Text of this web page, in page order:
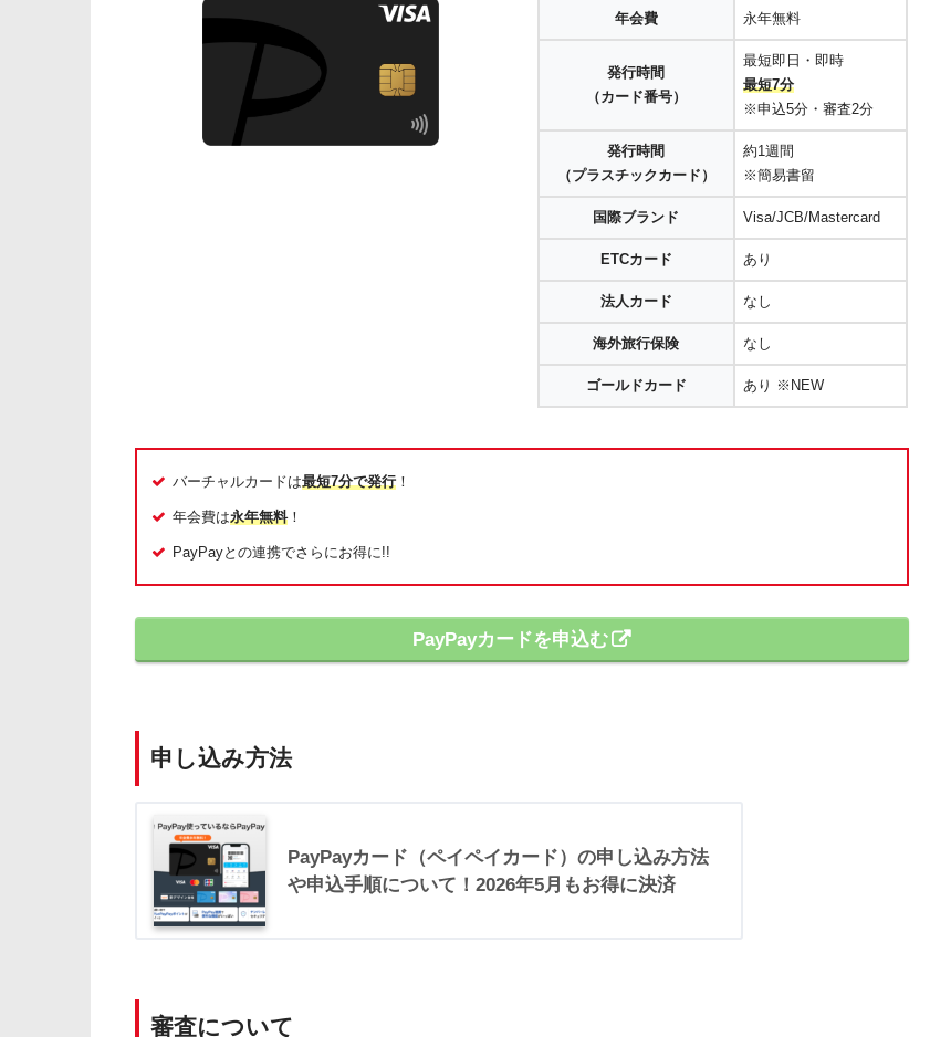
年会費 永年無料
発行時間
（カード番号）
最短即日・即時
最短7分
※申込5分・審査2分
発行時間
（プラスチックカード）
約1週間
※簡易書留
国際ブランド Visa/JCB/Mastercard
ETCカード あり
法人カード なし
海外旅行保険 なし
ゴールドカード あり ※NEW
バーチャルカードは最短7分で発行 ！
年会費は永年無料！
PayPayとの連携でさらにお得に!!
PayPayカードを申込む
申し込み方法
PayPayカード（ペイペイカード）の申し込み方法
や申込手順について！2026年5月もお得に決済
審査について